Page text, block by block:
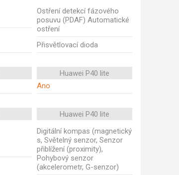
Ostření detekcí fázového
posuvu (PDAF) Automatické
ostření
Přisvětlovací dioda
Huawei P40 lite
Ano
Huawei P40 lite
Digitální kompas (magnetický
s, Světelný senzor, Senzor
přiblížení (proximity),
Pohybový senzor
(akcelerometr, G-senzor)